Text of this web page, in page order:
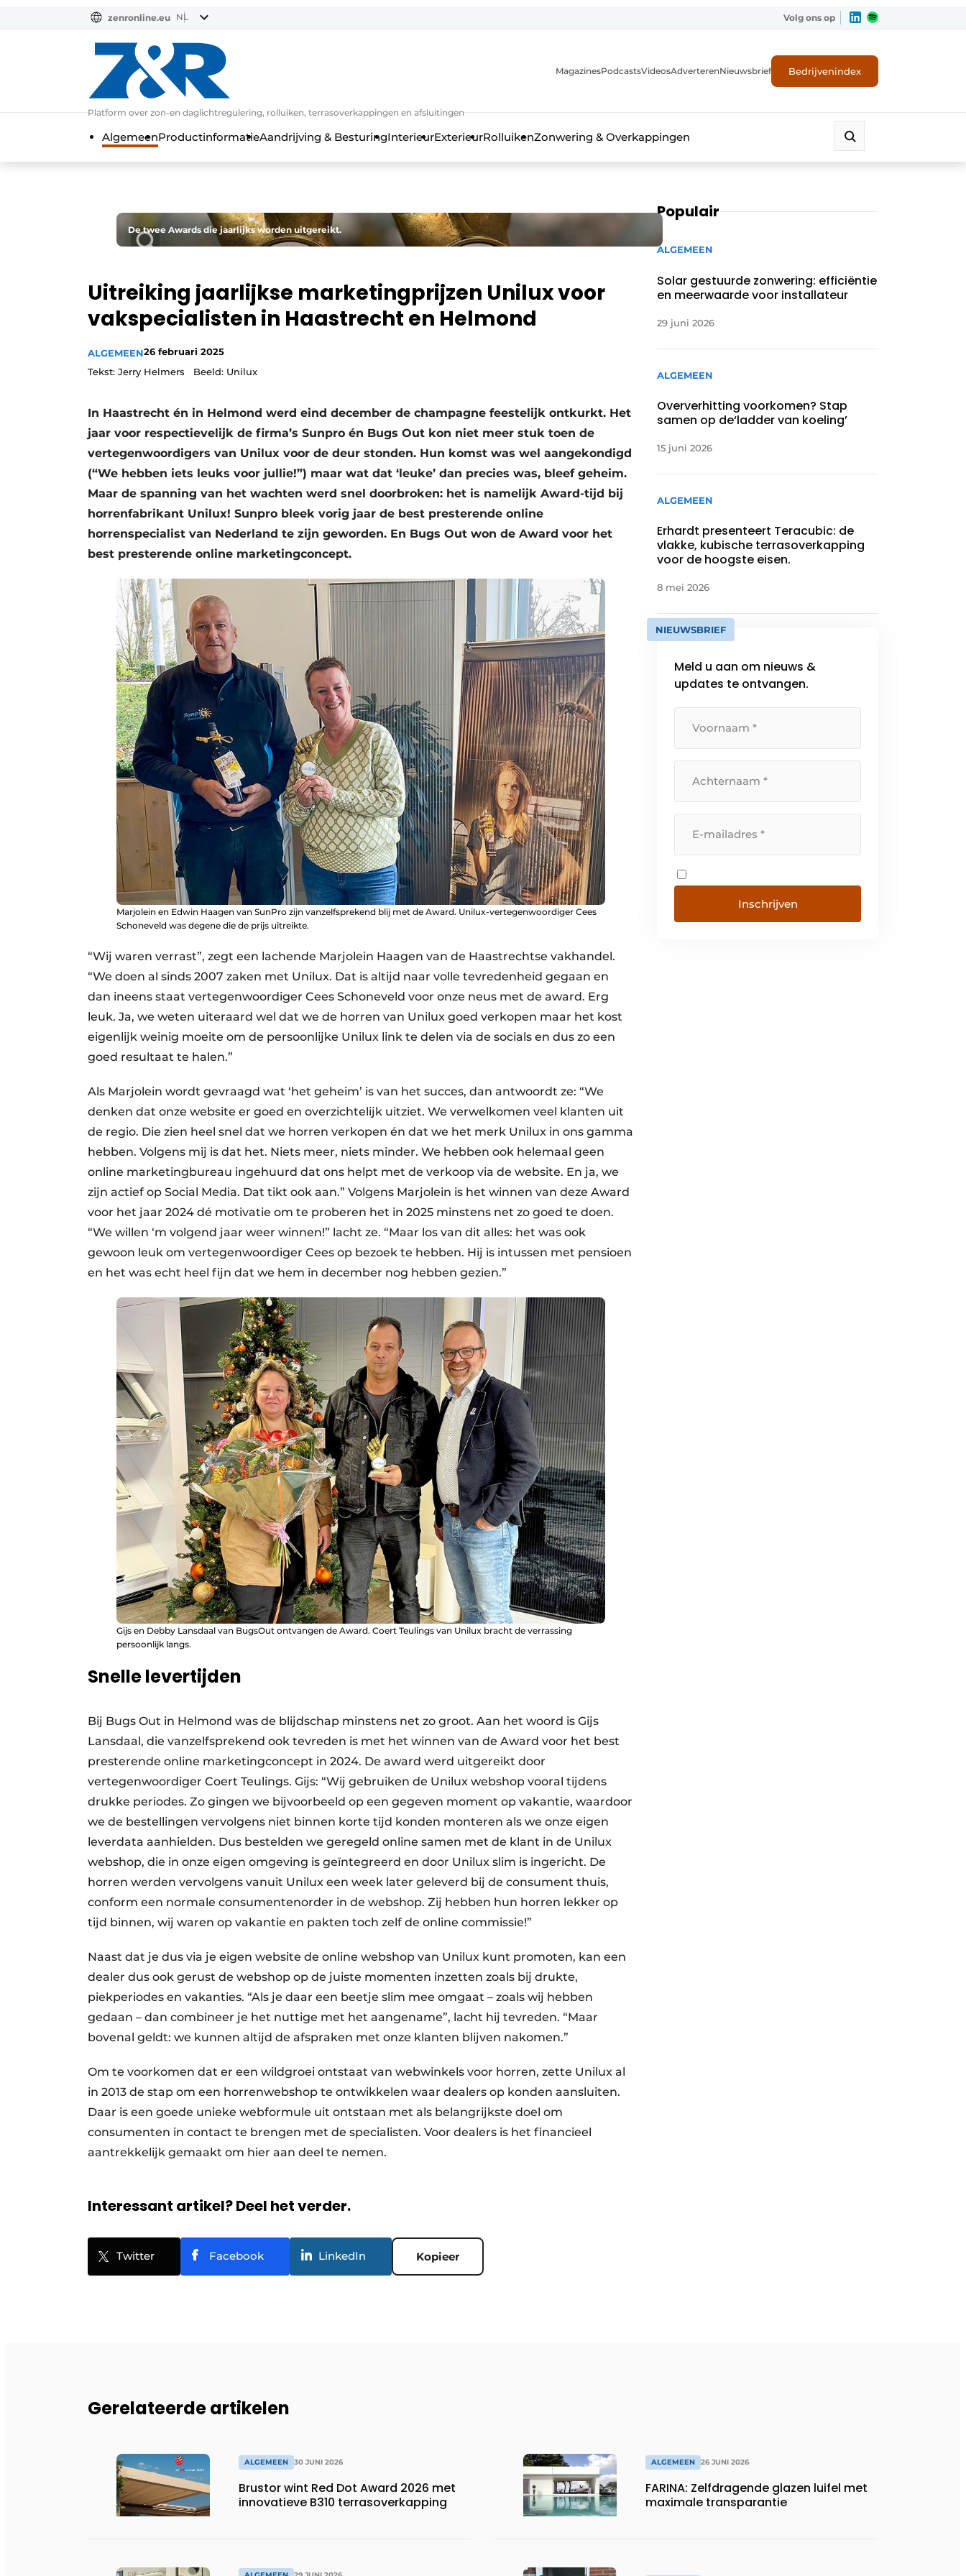
zenronline.eu NL Volg ons op
Platform over zon-en daglichtregulering, rolluiken, terrasoverkappingen en afsluitingen
MagazinesPodcastsVideosAdverterenNieuwsbrief Bedrijvenindex
AlgemeenProductinformatieAandrijving & BesturingInterieurExterieurRolluikenZonwering & Overkappingen
De twee Awards die jaarlijks worden uitgereikt.
Uitreiking jaarlijkse marketingprijzen Unilux voor
vakspecialisten in Haastrecht en Helmond
ALGEMEEN26 februari 2025
Tekst: Jerry Helmers Beeld: Unilux
In Haastrecht én in Helmond werd eind december de champagne feestelijk ontkurkt. Het
jaar voor respectievelijk de firma’s Sunpro én Bugs Out kon niet meer stuk toen de
vertegenwoordigers van Unilux voor de deur stonden. Hun komst was wel aangekondigd
(“We hebben iets leuks voor jullie!”) maar wat dat ‘leuke’ dan precies was, bleef geheim.
Maar de spanning van het wachten werd snel doorbroken: het is namelijk Award-tijd bij
horrenfabrikant Unilux! Sunpro bleek vorig jaar de best presterende online
horrenspecialist van Nederland te zijn geworden. En Bugs Out won de Award voor het
best presterende online marketingconcept.
Marjolein en Edwin Haagen van SunPro zijn vanzelfsprekend blij met de Award. Unilux-vertegenwoordiger Cees
Schoneveld was degene die de prijs uitreikte.
“Wij waren verrast”, zegt een lachende Marjolein Haagen van de Haastrechtse vakhandel.
“We doen al sinds 2007 zaken met Unilux. Dat is altijd naar volle tevredenheid gegaan en
dan ineens staat vertegenwoordiger Cees Schoneveld voor onze neus met de award. Erg
leuk. Ja, we weten uiteraard wel dat we de horren van Unilux goed verkopen maar het kost
eigenlijk weinig moeite om de persoonlijke Unilux link te delen via de socials en dus zo een
goed resultaat te halen.”
Als Marjolein wordt gevraagd wat ‘het geheim’ is van het succes, dan antwoordt ze: “We
denken dat onze website er goed en overzichtelijk uitziet. We verwelkomen veel klanten uit
de regio. Die zien heel snel dat we horren verkopen én dat we het merk Unilux in ons gamma
hebben. Volgens mij is dat het. Niets meer, niets minder. We hebben ook helemaal geen
online marketingbureau ingehuurd dat ons helpt met de verkoop via de website. En ja, we
zijn actief op Social Media. Dat tikt ook aan.” Volgens Marjolein is het winnen van deze Award
voor het jaar 2024 dé motivatie om te proberen het in 2025 minstens net zo goed te doen.
“We willen ‘m volgend jaar weer winnen!” lacht ze. “Maar los van dit alles: het was ook
gewoon leuk om vertegenwoordiger Cees op bezoek te hebben. Hij is intussen met pensioen
en het was echt heel fijn dat we hem in december nog hebben gezien.”
Gijs en Debby Lansdaal van BugsOut ontvangen de Award. Coert Teulings van Unilux bracht de verrassing
persoonlijk langs.
Snelle levertijden
Bij Bugs Out in Helmond was de blijdschap minstens net zo groot. Aan het woord is Gijs
Lansdaal, die vanzelfsprekend ook tevreden is met het winnen van de Award voor het best
presterende online marketingconcept in 2024. De award werd uitgereikt door
vertegenwoordiger Coert Teulings. Gijs: “Wij gebruiken de Unilux webshop vooral tijdens
drukke periodes. Zo gingen we bijvoorbeeld op een gegeven moment op vakantie, waardoor
we de bestellingen vervolgens niet binnen korte tijd konden monteren als we onze eigen
leverdata aanhielden. Dus bestelden we geregeld online samen met de klant in de Unilux
webshop, die in onze eigen omgeving is geïntegreerd en door Unilux slim is ingericht. De
horren werden vervolgens vanuit Unilux een week later geleverd bij de consument thuis,
conform een normale consumentenorder in de webshop. Zij hebben hun horren lekker op
tijd binnen, wij waren op vakantie en pakten toch zelf de online commissie!”
Naast dat je dus via je eigen website de online webshop van Unilux kunt promoten, kan een
dealer dus ook gerust de webshop op de juiste momenten inzetten zoals bij drukte,
piekperiodes en vakanties. “Als je daar een beetje slim mee omgaat – zoals wij hebben
gedaan – dan combineer je het nuttige met het aangename”, lacht hij tevreden. “Maar
bovenal geldt: we kunnen altijd de afspraken met onze klanten blijven nakomen.”
Om te voorkomen dat er een wildgroei ontstaat van webwinkels voor horren, zette Unilux al
in 2013 de stap om een horrenwebshop te ontwikkelen waar dealers op konden aansluiten.
Daar is een goede unieke webformule uit ontstaan met als belangrijkste doel om
consumenten in contact te brengen met de specialisten. Voor dealers is het financieel
aantrekkelijk gemaakt om hier aan deel te nemen.
Interessant artikel? Deel het verder.
Twitter Facebook LinkedIn Kopieer
Populair
ALGEMEEN
Solar gestuurde zonwering: efficiëntie
en meerwaarde voor installateur
29 juni 2026
ALGEMEEN
Oververhitting voorkomen? Stap
samen op de‘ladder van koeling’
15 juni 2026
ALGEMEEN
Erhardt presenteert Teracubic: de
vlakke, kubische terrasoverkapping
voor de hoogste eisen.
8 mei 2026
NIEUWSBRIEF
Meld u aan om nieuws &
updates te ontvangen.
Inschrijven
Gerelateerde artikelen
ALGEMEEN 30 JUNI 2026
Brustor wint Red Dot Award 2026 met
innovatieve B310 terrasoverkapping
ALGEMEEN 26 JUNI 2026
FARINA: Zelfdragende glazen luifel met
maximale transparantie